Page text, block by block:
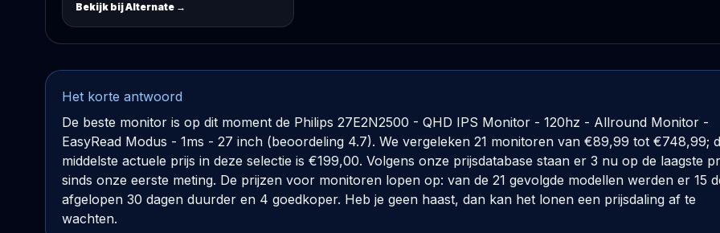
Bekijk bijAlternate →
Het korte antwoord
De beste monitor is op dit moment de Philips 27E2N2500 - QHD IPS Monitor - 120hz - Allround Monitor -
EasyRead Modus - 1ms - 27 inch (beoordeling 4.7). We vergeleken 21 monitoren van €89,99 tot €748,99;
middelste actuele prijs in deze selectie is €199,00. Volgens onze prijsdatabase staan er 3 nu op de laagste
sinds onze eerste meting. De prijzen voor monitoren lopen op: van de 21 gevolgde modellen werden er 15
afgelopen 30 dagen duurder en 4 goedkoper. Heb je geen haast, dan kan het lonen een prijsdaling af te
wachten.